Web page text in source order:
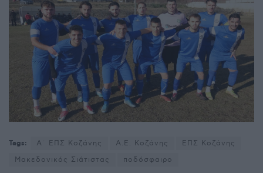
Tags: Α΄ ΕΠΣ Κοζάνης Α.Ε. Κοζάνης
ΕΠΣ Κοζάνης
Μακεδονικός Σιάτιστας
ποδόσφαιρο